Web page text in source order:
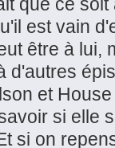
est vain
être à lui,
d'autres
et
si elle
si on